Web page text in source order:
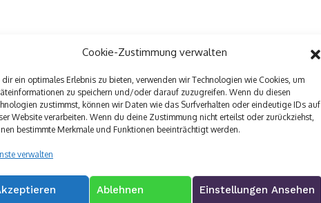
Cookie-Zustimmung verwalten
dir ein optimales Erlebnis zu bieten, verwenden wir Technologien wie Cookies, um
zu speichern und/oder darauf zuzugreifen. Wenn du diesen
zustimmst, können wir Daten wie das Surfverhalten oder eindeutige IDs auf
Website verarbeiten. Wenn du deine Zustimmung nicht erteilst oder zurückziehst,
bestimmte Merkmale und Funktionen beeinträchtigt werden.
verwalten
Ablehnen Einstellungen Ansehen